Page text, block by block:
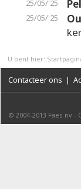
25/05/'25
25/05/'25
U bent hier:
Contacteer ons |
© 2004-2013 Faes nv -